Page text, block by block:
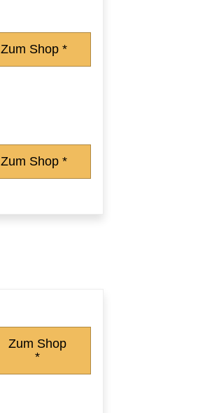
Zum Shop *
Zum Shop *
Zum Shop
*